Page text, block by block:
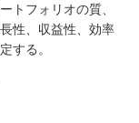
トフォリオの質、
性、収益性、効率
する。